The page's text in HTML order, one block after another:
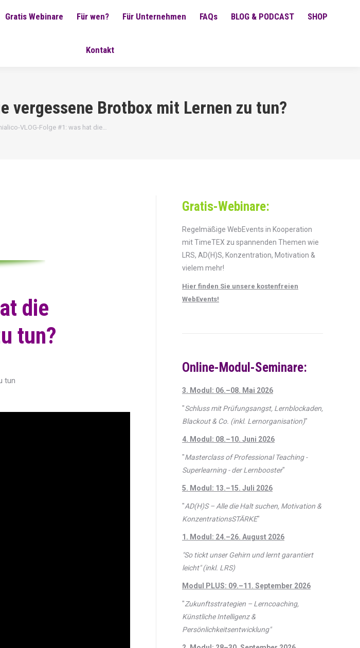
Gratis Webinare Für wen? Für Unternehmen FAQs BLOG & PODCAST SHOP
Kontakt
vergessene Brotbox mit Lernen zu tun?
VLOG-Folge #1: was hat die…
die
tun?
tun
Gratis-Webinare:
Regelmäßige WebEvents in Kooperation
mit TimeTEX zu spannenden Themen wie
LRS, AD(H)S, Konzentration, Motivation &
vielem mehr!
Hier finden Sie unsere kostenfreien
WebEvents!
Online-Modul-Seminare:
3. Modul: 06.–08. Mai 2026
"Schluss mit Prüfungsangst, Lernblockaden,
Blackout & Co. (inkl. Lernorganisation)"
4. Modul: 08.–10. Juni 2026
"Masterclass of Professional Teaching -
Superlearning - der Lernbooster"
5. Modul: 13.–15. Juli 2026
"AD(H)S – Alle die Halt suchen, Motivation &
KonzentrationsSTÄRKE"
1. Modul: 24.–26. August 2026
"So tickt unser Gehirn und lernt garantiert
leicht" (inkl. LRS)
Modul PLUS: 09.–11. September 2026
"Zukunftsstrategien – Lerncoaching,
Künstliche Intelligenz &
Persönlichkeitsentwicklung"